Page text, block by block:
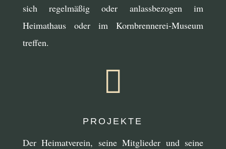
sich regelmäßig oder anlassbezogen im
Heimathaus oder im Kornbrennerei-Museum
treffen.

PROJEKTE
Der Heimatverein, seine Mitglieder und seine